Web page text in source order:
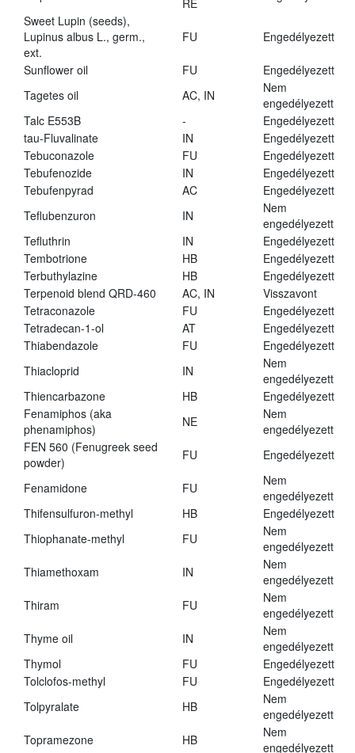
RE
Sweet Lupin (seeds),
Lupinus albus L., germ.,
ext.
FU Engedélyezett
Sunflower oil FU
Engedélyezett
Tagetes oil
AC, IN
Nem
engedélyezett
Talc E553B
-
Engedélyezett
tau-Fluvalinate
IN
Engedélyezett
Tebuconazole
FU
Engedélyezett
Tebufenozide
IN
Engedélyezett
Tebufenpyrad
AC
Engedélyezett
Teflubenzuron
IN
Nem
engedélyezett
Tefluthrin
IN
Engedélyezett
Tembotrione
HB
Engedélyezett
Terbuthylazine
HB
Engedélyezett
Terpenoid blend QRD-460
AC, IN
Visszavont
Tetraconazole
FU
Engedélyezett
Tetradecan-1-ol
AT
Engedélyezett
Thiabendazole
FU
Engedélyezett
Thiacloprid
IN
Nem
engedélyezett
Thiencarbazone
HB
Engedélyezett
Fenamiphos (aka
phenamiphos)
NE
Nem
engedélyezett
FEN 560 (Fenugreek seed
powder)
FU Engedélyezett
Fenamidone FU
Nem
engedélyezett
Thifensulfuron-methyl
HB
Engedélyezett
Thiophanate-methyl
FU
Nem
engedélyezett
Thiamethoxam
IN
Nem
engedélyezett
Thiram
FU
Nem
engedélyezett
Thyme oil
IN
Nem
engedélyezett
Thymol
FU
Engedélyezett
Tolclofos-methyl
FU
Engedélyezett
Tolpyralate
HB
Nem
engedélyezett
Topramezone
HB
Nem
engedélyezett